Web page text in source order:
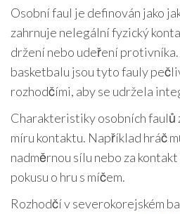
Osobní faul je definován jako
zahrnuje nelegální fyzický
držení nebo udeření
basketbalu jsou tyto fauly
rozhodčími, aby se udržela
Charakteristiky osobních faulů
míru kontaktu. Například hráč
nadměrnou sílu nebo za
pokusu o hru s míčem.
Rozhodčí v severokorejském